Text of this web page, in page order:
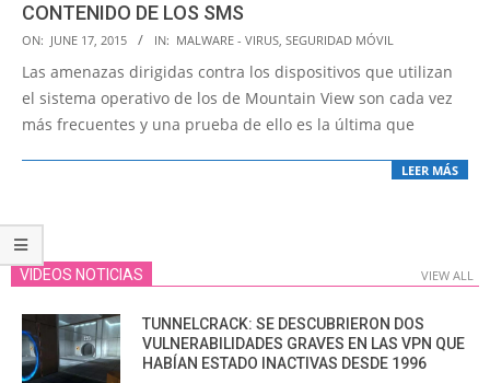
CONTENIDO DE LOS SMS
2015-
06-
17
ON: JUNE 17, 2015 IN: MALWARE - VIRUS, SEGURIDAD MÓVIL
Las amenazas dirigidas contra los dispositivos que utilizan
el sistema operativo de los de Mountain View son cada vez
más frecuentes y una prueba de ello es la última que
LEER MÁS
VIDEOS NOTICIAS VIEW ALL
TUNNELCRACK: SE DESCUBRIERON DOS
VULNERABILIDADES GRAVES EN LAS VPN QUE
HABÍAN ESTADO INACTIVAS DESDE 1996